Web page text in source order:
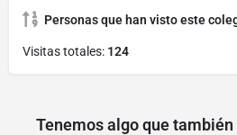
Personas que han visto este
Visitas totales: 124
Tenemos algo que